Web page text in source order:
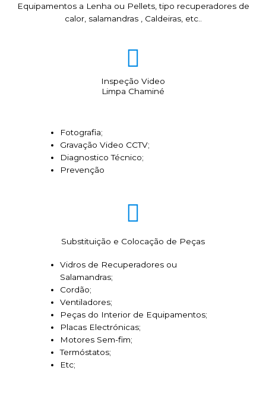
Equipamentos a Lenha ou Pellets, tipo recuperadores de
calor, salamandras , Caldeiras, etc..
Inspeção Video
Limpa Chaminé
Fotografia;
Gravação Video CCTV;
Diagnostico Técnico;
Prevenção
Substituição e Colocação de Peças
Vidros de Recuperadores ou
Salamandras;
Cordão;
Ventiladores;
Peças do Interior de Equipamentos;
Placas Electrónicas;
Motores Sem-fim;
Termóstatos;
Etc;